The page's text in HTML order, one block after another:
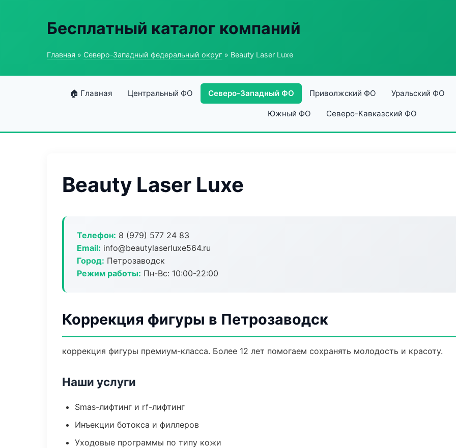
Бесплатный каталог компаний
Главная » Северо-Западный федеральный округ » Beauty Laser Luxe
🏠 Главная Центральный ФО Северо-Западный ФО Приволжский ФО Уральский ФО
Южный ФО Северо-Кавказский ФО
Beauty Laser Luxe
Телефон: 8 (979) 577 24 83
Email: info@beautylaserluxe564.ru
Город: Петрозаводск
Режим работы: Пн-Вс: 10:00-22:00
Коррекция фигуры в Петрозаводск
коррекция фигуры премиум-класса. Более 12 лет помогаем сохранять молодость и красоту.
Наши услуги
Smas-лифтинг и rf-лифтинг
Инъекции ботокса и филлеров
Уходовые программы по типу кожи